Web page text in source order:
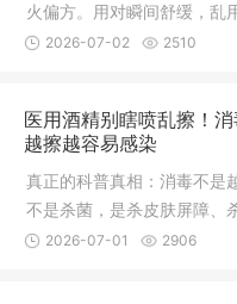
火偏方。用对瞬间舒缓，乱
状。2026-07-02 2510
医用酒精别瞎喷乱擦！
越擦越容易感染
真正的科普真相：消毒不是
不是杀菌，是杀皮肤屏障、
2026-07-01 2906